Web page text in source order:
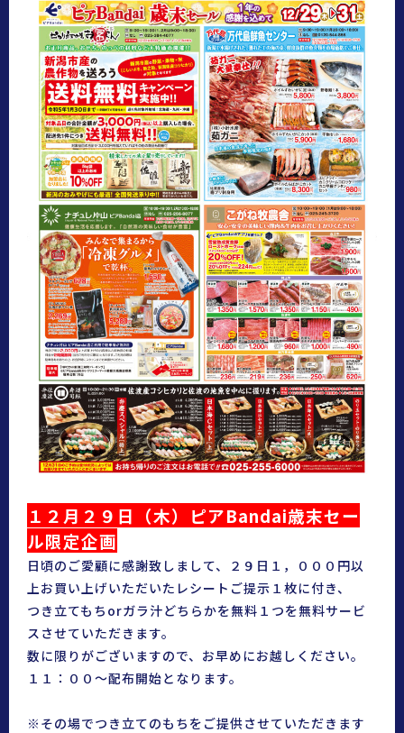
１２月２９日（木）ピアBandai歳末セー
ル限定企画
日頃のご愛顧に感謝致しまして、２９日１，０００円以
上お買い上げいただいたレシートご提示１枚に付き、
つき立てもちorガラ汁どちらかを無料１つを無料サービ
スさせていただきます。
数に限りがございますので、お早めにお越しください。
１１：００〜配布開始となります。
※その場でつき立てのもちをご提供させていただきます